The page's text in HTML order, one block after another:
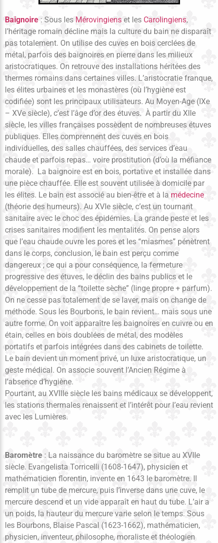
Baignoire : Sous les Mérovingiens et les Carolingiens,
l’héritage romain décline mais la culture du bain ne disparaît
pas totalement. On utilise des cuves en bois cerclées de
métal, parfois des baignoires en pierre dans les milieux
aristocratiques. On retrouve des installations héritées des
thermes romains dans certaines villes. L’aristocratie franque,
les élites urbaines et les monastères (où l’hygiène est
codifiée) sont les principaux utilisateurs. Au Moyen-Age (IXe
– XVe siècle), c’est l’âge d’or des étuves. À partir du XIIe
siècle, les villes françaises possèdent de nombreuses étuves
publiques. Elles comprennent des cuves en bois
individuelles, des salles chauffées, des services d’eau
chaude et parfois repas… voire prostitution (d’où la méfiance
morale). La baignoire est en bois, portative et installée dans
une pièce chauffée. Elle est souvent utilisée à domicile par
les élites. Le bain est associé au bien-être et à la médecine
(théorie des humeurs). Au XVIe siècle, c’est un tournant
sanitaire avec le choc des épidémies. La grande peste et les
crises sanitaires modifient les mentalités. On pense alors
que l’eau chaude ouvre les pores et les “miasmes” pénètrent
dans le corps, conclusion, le bain est perçu comme
dangereux ; ce qui a pour conséquence, la fermeture
progressive des étuves, le déclin des bains publics et le
développement de la “toilette sèche” (linge propre + parfum).
On ne cesse pas totalement de se laver, mais on change de
méthode. Sous les Bourbons, le bain revient… mais sous une
autre forme. On voit apparaître les baignoires en cuivre ou en
étain, celles en bois doublées de métal, des modèles
portatifs et parfois intégrées dans des cabinets de toilette.
Le bain devient un moment privé, un luxe aristocratique, un
geste médical. On associe souvent l’Ancien Régime à
l’absence d’hygiène.
Pourtant, au XVIIIe siècle les bains médicaux se développent,
les stations thermales renaissent et l’intérêt pour l’eau revient
avec les Lumières.
Baromètre : La naissance du baromètre se situe au XVIIe
siècle. Evangelista Torricelli (1608-1647), physicien et
mathématicien florentin, invente en 1643 le baromètre. Il
remplit un tube de mercure, puis l’inverse dans une cuve, le
mercure descend et un vide apparaît en haut du tube. L’air a
un poids, la hauteur du mercure varie selon le temps. Sous
les Bourbons, Blaise Pascal (1623-1662), mathématicien,
physicien, inventeur, philosophe, moraliste et théologien